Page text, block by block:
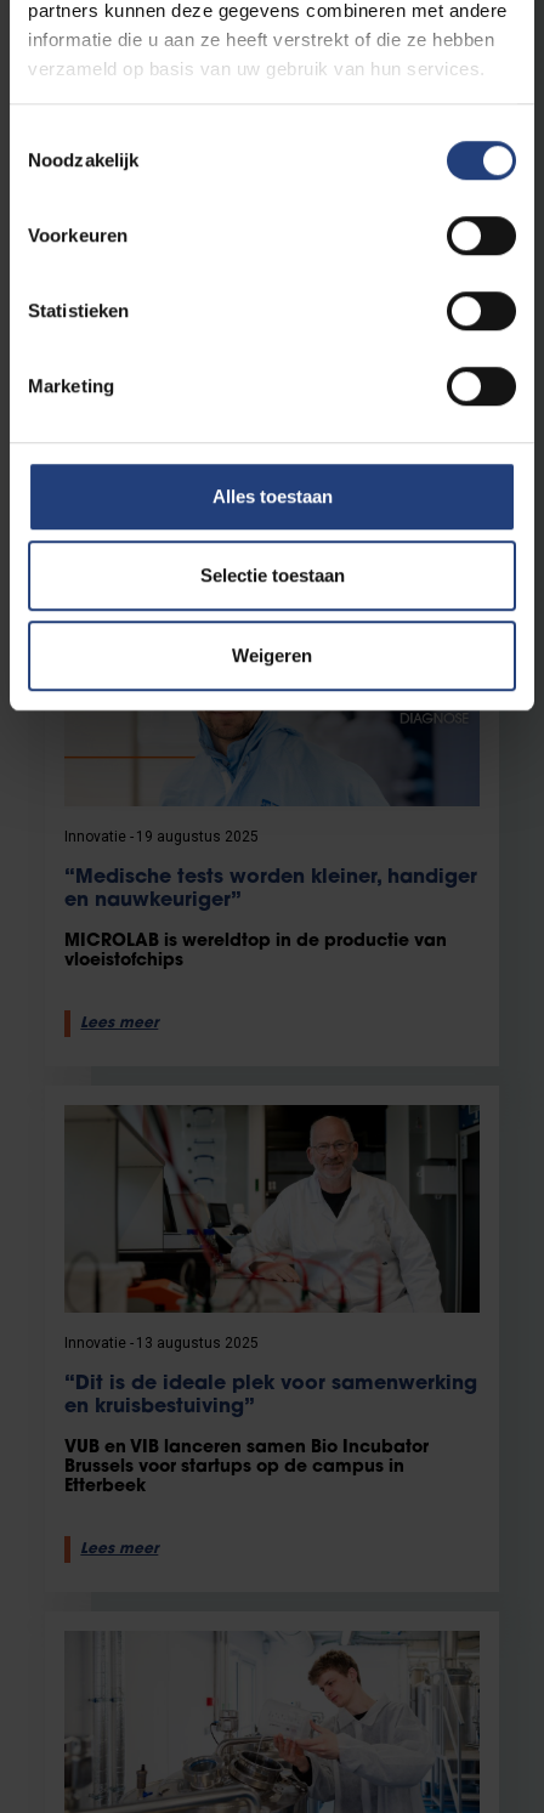
partners kunnen deze gegevens combineren met andere
informatie die u aan ze heeft verstrekt of die ze hebben
verzameld op basis van uw gebruik van hun services.
Noodzakelijk
Voorkeuren
Statistieken
Marketing
Alles toestaan
Selectie toestaan
Weigeren
Innovatie
vliegtuigen”
Innovatie 19 augustus 2025
“Medische tests worden kleiner, handiger
en nauwkeuriger”
MICROLAB is wereldtop in de productie van
vloeistofchips
Lees meer
Innovatie 13 augustus 2025
“Dit is de ideale plek voor samenwerking
en kruisbestuiving”
VUB en VIB lanceren samen Bio Incubator
Brussels voor startups op de campus in
Etterbeek
Lees meer